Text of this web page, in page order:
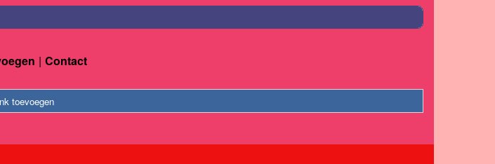
Contact
toevoegen